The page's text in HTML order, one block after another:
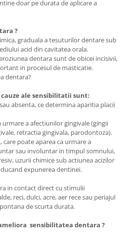
doar pe durata de aplicare a
?
graduala a tesuturilor dentare sub
acid din cavitatea orala.
dentara sunt de obicei incisivii,
in procesul de masticatie.
dentara?
ale sensibilitatii sunt:
absenta, ce determina aparitia placii
urmare a afectiunilor gingivale (gingii
retractia gingivala, parodontoza).
poate aparea ca urmare a
sau involuntar in timpul somnului,
uzurii chimice sub actiunea acizilor
expunerea dentinei.
in contact direct cu stimulii
reci, dulci, acre, aer rece sau periajul
de scurta durata.
sensibilitatea dentara ?